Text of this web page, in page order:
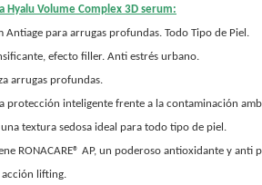
Hyalu Volume Complex 3D serum:
Antiage para arrugas profundas. Todo Tipo de Piel.
efecto filler. Anti estrés urbano.
arrugas profundas.
protección inteligente frente a la contaminación
una textura sedosa ideal para todo tipo de piel.
RONACARE® AP, un poderoso antioxidante y
acción lifting.